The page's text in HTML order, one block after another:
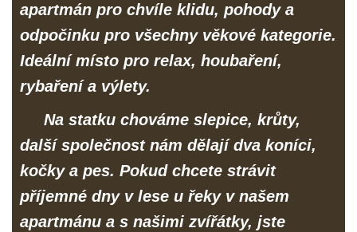
apartmán pro chvíle klidu, pohody a
odpočinku pro všechny věkové kategorie.
Ideální místo pro relax, houbaření,
rybaření a výlety.
Na statku chováme slepice, krůty,
další společnost nám dělají dva koníci,
kočky a pes. Pokud chcete strávit
příjemné dny v lese u řeky v našem
apartmánu a s našimi zvířátky, jste